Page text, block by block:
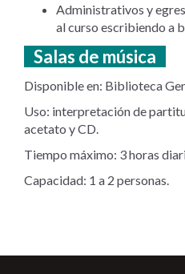
Administrativos y
al curso escribiendo a
Salas de música
Disponible en: Biblioteca
Uso: interpretación de
acetato y CD.
Tiempo máximo: 3 horas
Capacidad: 1 a 2 personas.